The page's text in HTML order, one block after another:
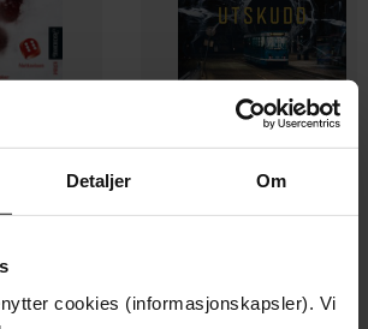
Detaljer Om
cookies (informasjonskapsler). Vi
129,-